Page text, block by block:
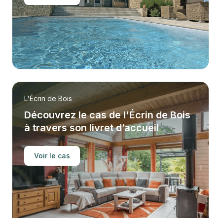
L'Écrin de Bois
Découvrez le cas de l'Écrin de Bois
à travers son livret d’accueil
Voir le cas